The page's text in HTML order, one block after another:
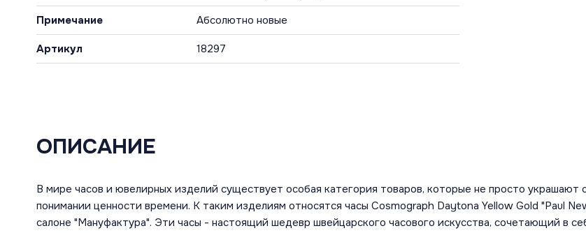
Примечание Абсолютно новые
Артикул 18297
ОПИСАНИЕ
В мире часов и ювелирных изделий существует особая категория товаров, которые не просто украшают
понимании ценности времени. К таким изделиям относятся часы Cosmograph Daytona Yellow Gold "Paul
салоне "Мануфактура". Эти часы - настоящий шедевр швейцарского часового искусства, сочетающий в